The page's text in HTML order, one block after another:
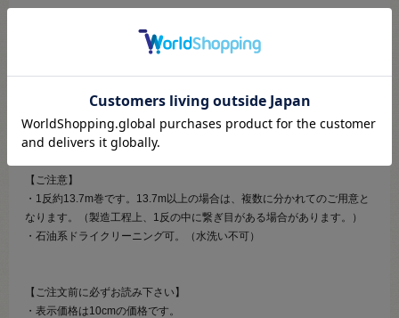
テープ状で使うのはもちろん、お花をカットしモチーフとして衣装や小
物に散らしても素敵です。
【ご注意】
・1反約13.7m巻です。13.7m以上の場合は、複数に分かれてのご用意と
なります。（製造工程上、1反の中に繋ぎ目がある場合があります。）
・石油系ドライクリーニング可。（水洗い不可）
【ご注文前に必ずお読み下さい】
・表示価格は10cmの価格です。